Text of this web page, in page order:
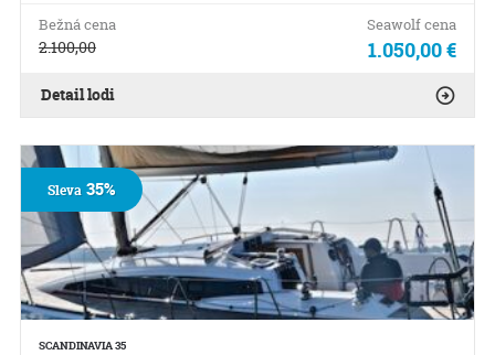
Bežná cena
2.100,00
Seawolf cena
1.050,00 €
Detail lodi
SCANDINAVIA 35
Sleva35%